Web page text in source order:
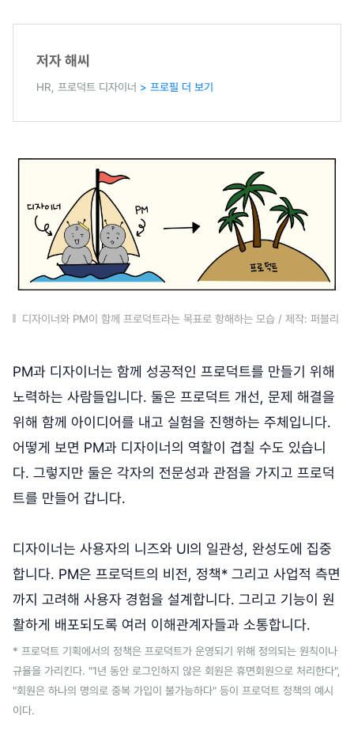
저자 해씨
HR, 프로덕트 디자이너 > 프로필 더 보기
디자이너와 PM이 함께 프로덕트라는 목표로 항해하는 모습 / 제작: 퍼블리
PM과 디자이너는 함께 성공적인 프로덕트를 만들기 위해
노력하는 사람들입니다. 둘은 프로덕트 개선, 문제 해결을
위해 함께 아이디어를 내고 실험을 진행하는 주체입니다.
어떻게 보면 PM과 디자이너의 역할이 겹칠 수도 있습니
다. 그렇지만 둘은 각자의 전문성과 관점을 가지고 프로덕
트를 만들어 갑니다.
디자이너는 사용자의 니즈와 UI의 일관성, 완성도에 집중
합니다. PM은 프로덕트의 비전, 정책* 그리고 사업적 측면
까지 고려해 사용자 경험을 설계합니다. 그리고 기능이 원
활하게 배포되도록 여러 이해관계자들과 소통합니다.
* 프로덕트 기획에서의 정책은 프로덕트가 운영되기 위해 정의되는 원칙이나
규율을 가리킨다. "1년 동안 로그인하지 않은 회원은 휴면회원으로 처리한다",
"회원은 하나의 명의로 중복 가입이 불가능하다" 등이 프로덕트 정책의 예시
이다.